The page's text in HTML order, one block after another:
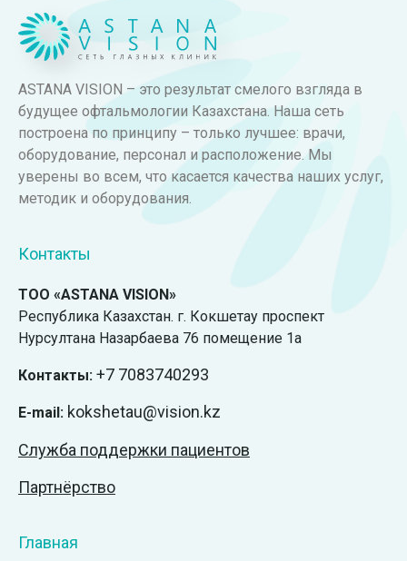
ASTANA VISION – это результат смелого взгляда в
будущее офтальмологии Казахстана. Наша сеть
построена по принципу – только лучшее: врачи,
оборудование, персонал и расположение. Мы
уверены во всем, что касается качества наших услуг,
методик и оборудования.
Контакты
ТОО «ASTANA VISION»
Республика Казахстан. г. Кокшетау проспект
Нурсултана Назарбаева 76 помещение 1а
Контакты: +7 7083740293
E-mail: kokshetau@vision.kz
Служба поддержки пациентов
Партнёрство
Главная